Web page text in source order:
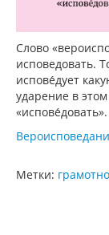
Слово
исповедовать.
испове́дует
ударение в
«испове́довать».
Метки: